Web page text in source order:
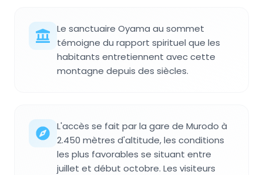
Le sanctuaire Oyama au sommet
témoigne du rapport spirituel que les
habitants entretiennent avec cette
montagne depuis des siècles.
L'accès se fait par la gare de Murodo à
2.450 mètres d'altitude, les conditions
les plus favorables se situant entre
juillet et début octobre. Les visiteurs